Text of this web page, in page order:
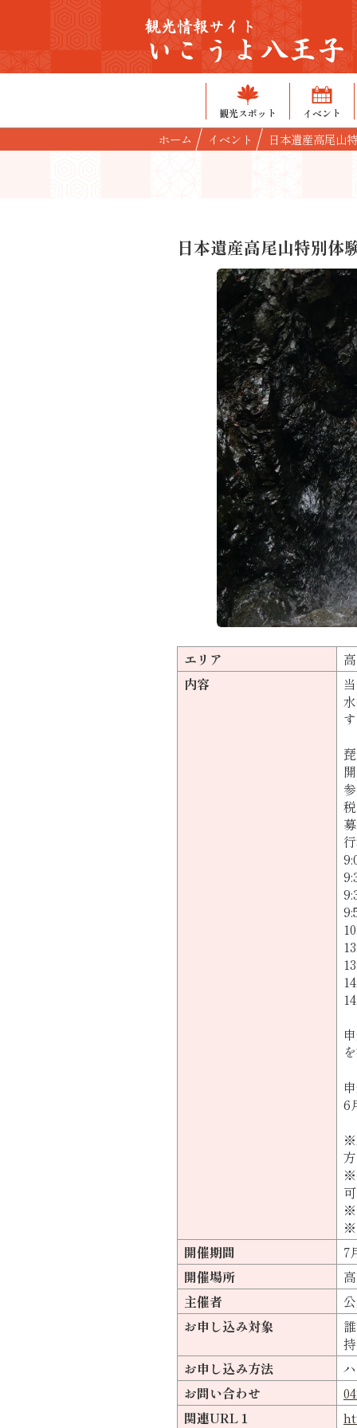
観光情報サイト
いこうよ八王子
観光スポット イベント
ホーム イベント 日本遺産高尾山
日本遺産高尾山特別
エリア
内容
6
※
※
※
※
開催期間
7
開催場所
主催者
お申し込み対象
お申し込み方法
お問い合わせ
関連URL１